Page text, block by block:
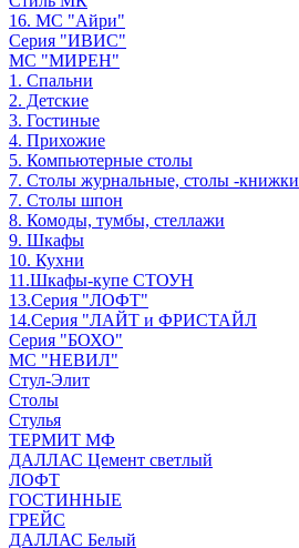
16. МС "Айри"
Серия "ИВИС"
МС "МИРЕН"
1. Спальни
2. Детские
3. Гостиные
4. Прихожие
5. Компьютерные столы
7. Столы журнальные, столы -книжки
7. Столы шпон
8. Комоды, тумбы, стеллажи
9. Шкафы
10. Кухни
11.Шкафы-купе СТОУН
13.Серия "ЛОФТ"
14.Серия "ЛАЙТ и ФРИСТАЙЛ
Серия "БОХО"
МС "НЕВИЛ"
Стул-Элит
Столы
Стулья
ТЕРМИТ МФ
ДАЛЛАС Цемент светлый
ЛОФТ
ГОСТИННЫЕ
ГРЕЙС
ДАЛЛАС Белый